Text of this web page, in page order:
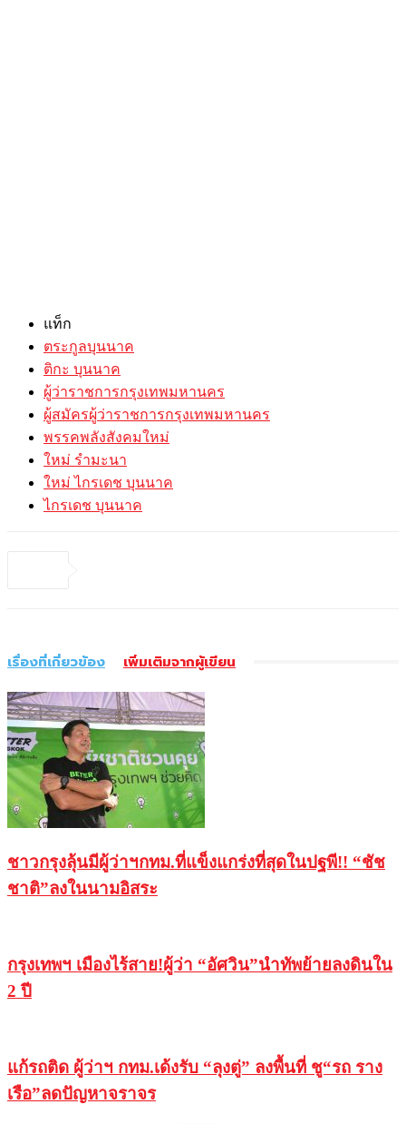
แท็ก
ตระกูลบุนนาค
ติกะ บุนนาค
ผู้ว่าราชการกรุงเทพมหานคร
ผู้สมัครผู้ว่าราชการกรุงเทพมหานคร
พรรคพลังสังคมใหม่
ใหม่ รำมะนา
ใหม่ ไกรเดช บุนนาค
ไกรเดช บุนนาค
เรื่องที่เกี่ยวข้อง เพิ่มเติมจากผู้เขียน
ชาวกรุงลุ้นมีผู้ว่าฯกทม.ที่แข็งแกร่งที่สุดในปฐพี!! “ชัช
ชาติ”ลงในนามอิสระ
กรุงเทพฯ เมืองไร้สาย!ผู้ว่า “อัศวิน”นำทัพย้ายลงดินใน
2 ปี
แก้รถติด ผู้ว่าฯ กทม.เด้งรับ “ลุงตู่” ลงพื้นที่ ชู“รถ ราง
เรือ”ลดปัญหาจราจร